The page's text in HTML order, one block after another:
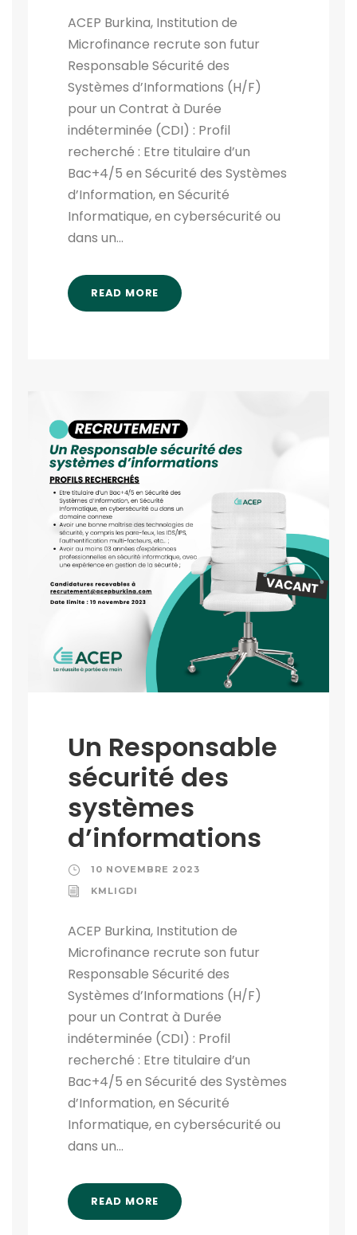
ACEP Burkina, Institution de
Microfinance recrute son futur
Responsable Sécurité des
Systèmes d’Informations (H/F)
pour un Contrat à Durée
indéterminée (CDI) : Profil
recherché : Etre titulaire d’un
Bac+4/5 en Sécurité des Systèmes
d’Information, en Sécurité
Informatique, en cybersécurité ou
dans un...
READ MORE
Un Responsable
sécurité des
systèmes
d’informations
10 NOVEMBRE 2023
KMLIGDI
ACEP Burkina, Institution de
Microfinance recrute son futur
Responsable Sécurité des
Systèmes d’Informations (H/F)
pour un Contrat à Durée
indéterminée (CDI) : Profil
recherché : Etre titulaire d’un
Bac+4/5 en Sécurité des Systèmes
d’Information, en Sécurité
Informatique, en cybersécurité ou
dans un...
READ MORE